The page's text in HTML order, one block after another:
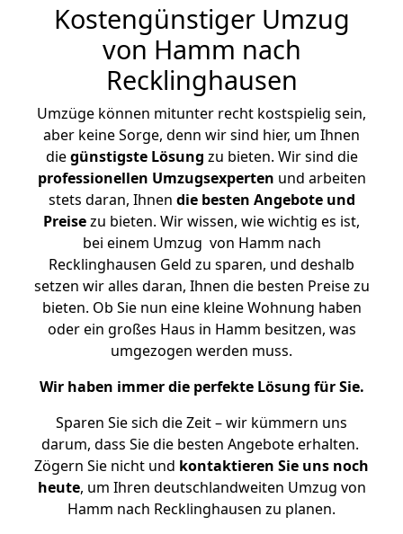
Kostengünstiger Umzug
von Hamm nach
Recklinghausen
Umzüge können mitunter recht kostspielig sein,
aber keine Sorge, denn wir sind hier, um Ihnen
diegünstigste Lösung zu bieten. Wir sind die
professionellen Umzugsexperten und arbeiten
stets daran, Ihnen die besten Angebote und
Preisezu bieten. Wir wissen, wie wichtig es ist,
bei einem Umzug von Hamm nach
Recklinghausen Geld zu sparen, und deshalb
setzen wir alles daran, Ihnen die besten Preise zu
bieten. Ob Sie nun eine kleine Wohnung haben
oder ein großes Haus in Hamm besitzen, was
umgezogen werden muss.
Wir haben immer die perfekte Lösung für Sie.
Sparen Sie sich die Zeit – wir kümmern uns
darum, dass Sie die besten Angebote erhalten.
Zögern Sie nicht und kontaktieren Sie uns noch
heute, um Ihren deutschlandweiten Umzug von
Hamm nach Recklinghausen zu planen.